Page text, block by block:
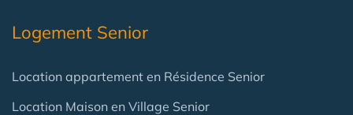
Logement Senior
Location appartement en Résidence Senior
Location Maison en Village Senior